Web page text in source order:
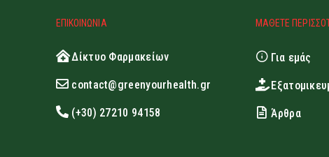
ΕΠΙΚΟΙΝΩΝΙΑ
Δίκτυο Φαρμακείων
contact@greenyourhealth.gr
(+30) 27210 94158
ΜΑΘΕΤΕ
Για εμάς
Άρθρα